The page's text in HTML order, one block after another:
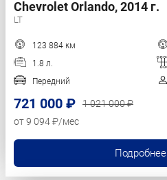
Chevrolet Orlando, 2014 г.
LT
123 884 км
1.8 л.
Передний
721 000 ₽
1 021 000 ₽
от 9 094 ₽/мес
Подробнее